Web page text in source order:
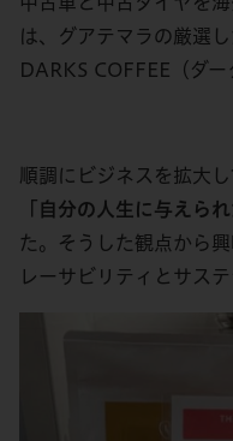
は、グアテマラの厳選
DARKS COFFEE（ダー
順調にビジネスを拡大
「自分の人生に与えら
た。そうした観点から
レーサビリティとサス